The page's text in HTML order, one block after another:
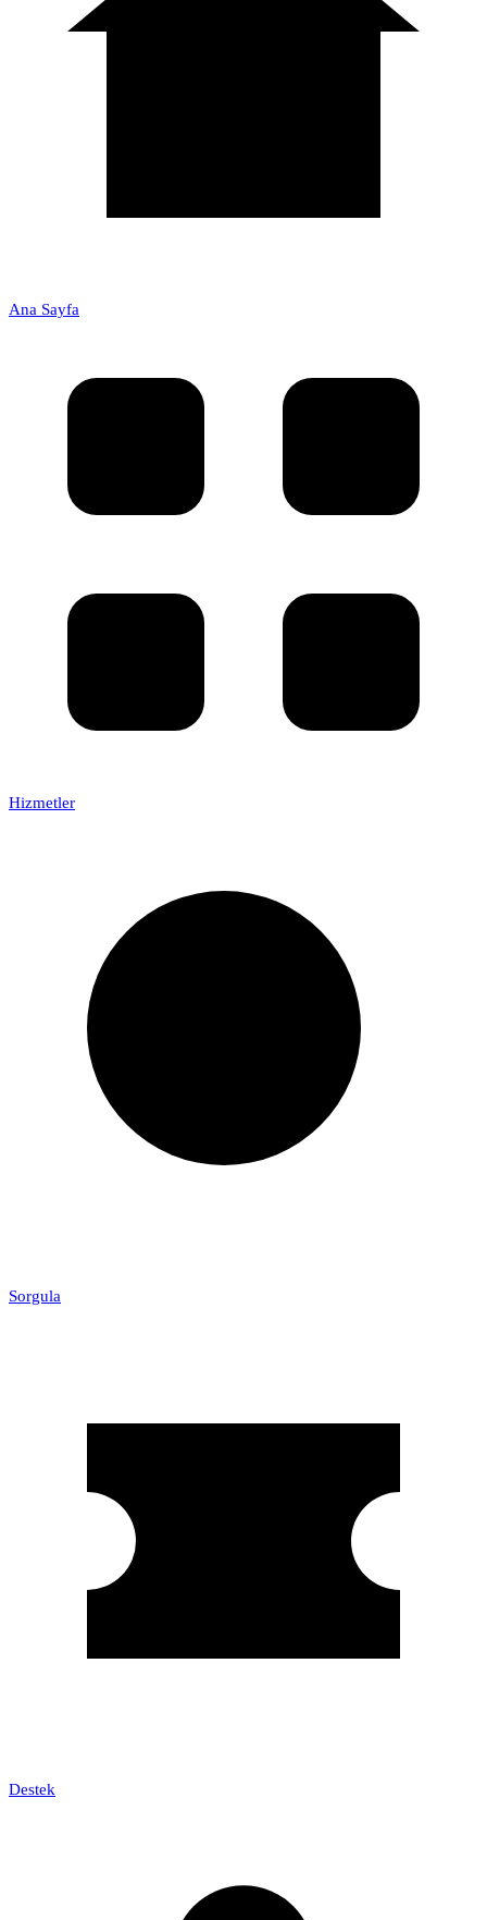
Ana Sayfa
Hizmetler
Sorgula
Destek